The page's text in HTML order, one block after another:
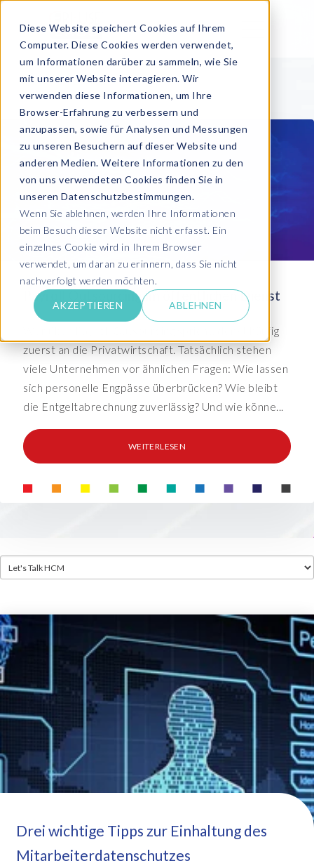
Diese Website speichert Cookies auf Ihrem
Computer. Diese Cookies werden verwendet,
um Informationen darüber zu sammeln, wie Sie
mit unserer Website interagieren. Wir
verwenden diese Informationen, um Ihre
Browser-Erfahrung zu verbessern und
anzupassen, sowie für Analysen und Messungen
zu unseren Besuchern auf dieser Website und
anderen Medien. Weitere Informationen zu den
von uns verwendeten Cookies finden Sie in
unseren Datenschutzbestimmungen.
Wenn Sie ablehnen, werden Ihre Informationen
beim Besuch dieser Website nicht erfasst. Ein
einzelnes Cookie wird in Ihrem Browser
verwendet, um daran zu erinnern, dass Sie nicht
nachverfolgt werden möchten.
AKZEPTIEREN ABLEHNEN
Payroll Outsourcing im öffentlichen Dienst
Wer über Payroll Outsourcing spricht, denkt häufig
zuerst an die Privatwirtschaft. Tatsächlich stehen
viele Unternehmen vor ähnlichen Fragen: Wie lassen
sich personelle Engpässe überbrücken? Wie bleibt
die Entgeltabrechnung zuverlässig? Und wie könne...
WEITERLESEN
Drei wichtige Tipps zur Einhaltung des
Mitarbeiterdatenschutzes